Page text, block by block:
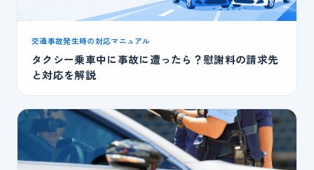
交通事故発生時の対応マニュアル
タクシー乗車中に事故に遭ったら？慰謝料の請求先
と対応を解説